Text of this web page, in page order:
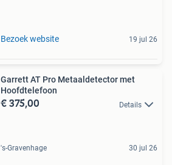
Bezoek website 19 jul 26
Garrett AT Pro Metaaldetector met
Hoofdtelefoon
€ 375,00 Details
's-Gravenhage 30 jul 26